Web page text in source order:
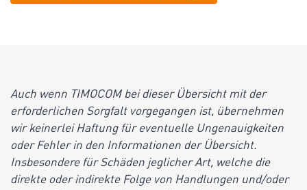
Auch wenn TIMOCOM bei dieser Übersicht mit der
erforderlichen Sorgfalt vorgegangen ist, übernehmen
wir keinerlei Haftung für eventuelle Ungenauigkeiten
oder Fehler in den Informationen der Übersicht.
Insbesondere für Schäden jeglicher Art, welche die
direkte oder indirekte Folge von Handlungen und/oder